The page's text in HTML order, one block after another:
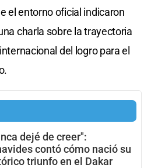
el entorno oficial indicaron
charla sobre la trayectoria
del logro para el
dejé de creer":
contó cómo nació su
triunfo en el Dakar